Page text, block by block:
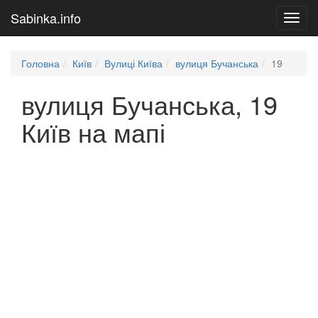
Sabinka.info
Головна Київ Вулиці Київа вулиця Бучанська 19
вулиця Бучанська, 19
Київ на мапі